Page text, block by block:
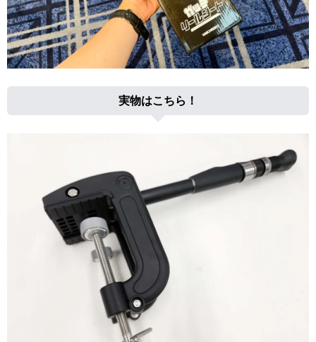
実物はこちら！